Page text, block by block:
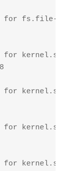
for fs.file-